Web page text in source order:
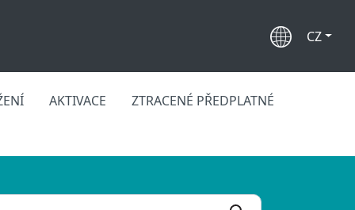
CZ
AKTIVACE ZTRACENÉ PŘEDPLATNÉ